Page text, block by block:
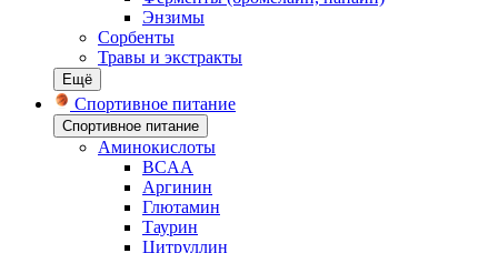
Энзимы
Сорбенты
Травы и экстракты
Ещё
Спортивное питание
Спортивное питание
Аминокислоты
BCAA
Аргинин
Глютамин
Таурин
Цитруллин